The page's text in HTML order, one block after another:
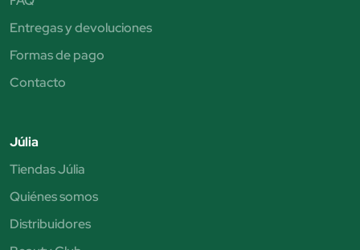
Entregas y devoluciones
Formas de pago
Contacto
Júlia
Tiendas Júlia
Quiénes somos
Distribuidores